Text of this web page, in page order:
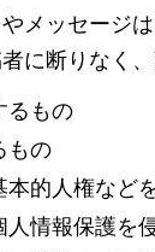
メッセージ
に断りなく
るもの
もの
本的人権など
人情報保護を